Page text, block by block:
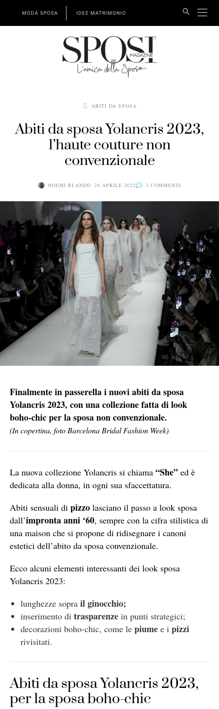
MODA SPOSA IDEE MATRIMONIO
ABITI DA SPOSA
Abiti da sposa Yolancris 2023,
l’haute couture non
convenzionale
NOEMI BLANDO 28 APRILE 2022 3 COMMENTI
Finalmente in passerella i nuovi abiti da sposa
Yolancris 2023, con una collezione fatta di look
boho-chic per la sposa non convenzionale.
(In copertina, foto Barcelona Bridal Fashion Week)
La nuova collezione Yolancris si chiama “She” ed è
dedicata alla donna, in ogni sua sfaccettatura.
Abiti sensuali di pizzo lasciano il passo a look sposa
dall’impronta anni ‘60, sempre con la cifra stilistica di
una maison che si propone di ridisegnare i canoni
estetici dell’abito da sposa convenzionale.
Ecco alcuni elementi interessanti dei look sposa
Yolancris 2023:
lunghezze soprail ginocchio;
inserimento di trasparenzein punti strategici;
decorazioni boho-chic, come le piumee i pizzi
rivisitati.
Abiti da sposa Yolancris 2023,
per la sposa boho-chic